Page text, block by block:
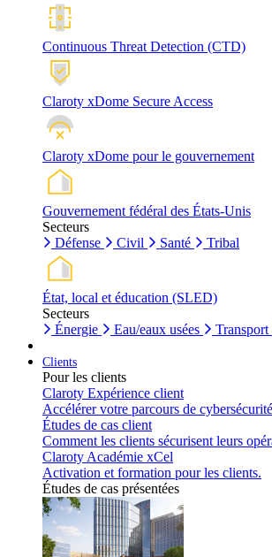
Continuous Threat Detection (CTD)
Claroty xDome Secure Access
Claroty xDome pour le gouvernement
Gouvernement fédéral des États-Unis
Secteurs
Défense
Civil Santé Tribal
État, local et éducation (SLED)
Secteurs
Énergie
Eau/eaux usées Transport
Clients
Pour les clients
Claroty Expérience client
Accélérer votre parcours de
Études de cas client
Comment les clients sécurisent leurs
Claroty Académie xCel
Activation et formation pour les clients.
Études de cas présentées